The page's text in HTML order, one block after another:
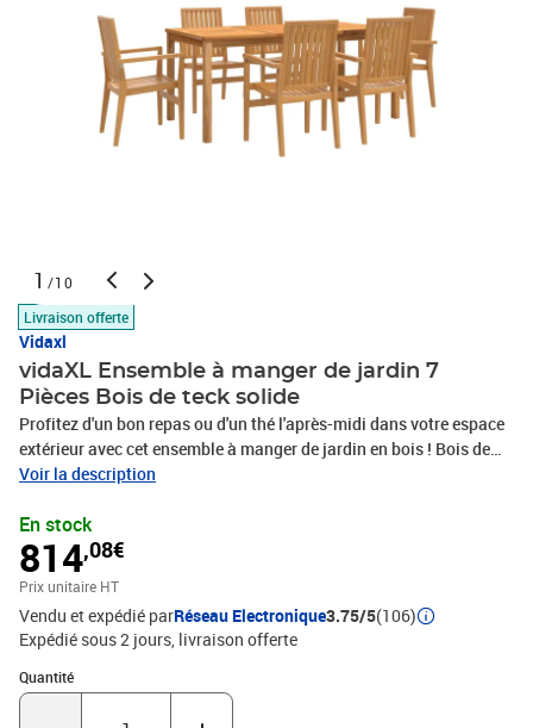
1 /10
Livraison offerte
Vidaxl
vidaXL Ensemble à manger de jardin 7
Pièces Bois de teck solide
Profitez d'un bon repas ou d'un thé l'après-midi dans votre espace
extérieur avec cet ensemble à manger de jardin en bois ! Bois de
teck massif : le bois de teck massif est un matériau naturel
pour lui donner une apparence très lisse. Le bois de teck est connu
pour sa résistance exceptionnelle et sa résistance aux
intempéries.Dessus de table pratique : le dessus de table robuste
de la table à manger permet de placer des collations, des paniers
de fruits, des objets décoratifs et d'autres objets
nécessaires.Assise confortable : le dossier et les accoudoirs
assurent une assise confortable à votre fauteuil de jardin.Fonction
empilable : la chaise à manger est empilable pour économiser de
Voir la description
En stock
814,08€
Prix unitaire HT
Vendu et expédié parRéseau Electronique3.75/5(106)
Expédié sous 2 jours livraison offerte
Quantité
Quantité : 1